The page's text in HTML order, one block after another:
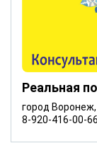
Реальная
город Воронеж,
8-920-416-00-66